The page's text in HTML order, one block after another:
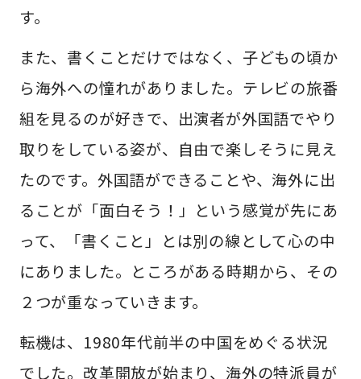
す。
また、書くことだけではなく、子どもの頃か
ら海外への憧れがありました。テレビの旅番
組を見るのが好きで、出演者が外国語でやり
取りをしている姿が、自由で楽しそうに見え
たのです。外国語ができることや、海外に出
ることが「面白そう！」という感覚が先にあ
って、「書くこと」とは別の線として心の中
にありました。ところがある時期から、その
２つが重なっていきます。
転機は、1980年代前半の中国をめぐる状況
でした。改革開放が始まり、海外の特派員が